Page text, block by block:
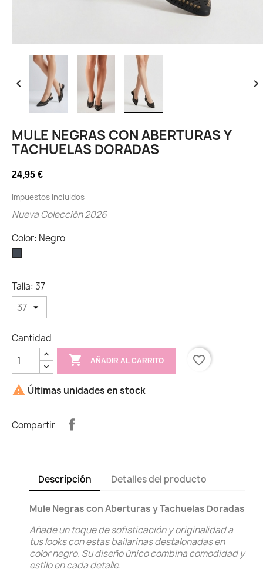
 
MULE NEGRAS CON ABERTURAS Y
TACHUELAS DORADAS
24,95 €
Impuestos incluidos
Nueva Colección 2026
Color: Negro
Talla: 37
Cantidad
 AÑADIR AL CARRITO favorite_border
 Últimas unidades en stock
Compartir
Descripción Detalles del producto
Mule Negras con Aberturas y Tachuelas Doradas
Añade un toque de sofisticación y originalidad a
tus looks con estas bailarinas destalonadas en
color negro. Su diseño único combina comodidad y
estilo en cada detalle.